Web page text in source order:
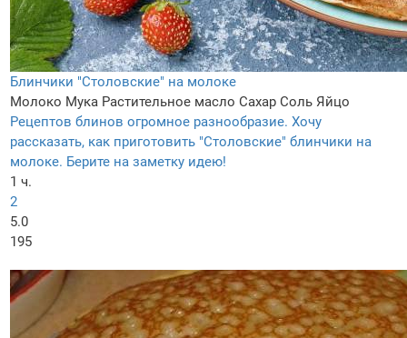
Блинчики "Столовские" на молоке
Молоко Мука Растительное масло Сахар Соль Яйцо
Рецептов блинов огромное разнообразие. Хочу
рассказать, как приготовить "Столовские" блинчики на
молоке. Берите на заметку идею!
1 ч.
2
5.0
195